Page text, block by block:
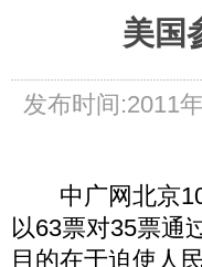
美国
发布时间:2011
中广网北京10
以63票对35票通
目的在于迫使人